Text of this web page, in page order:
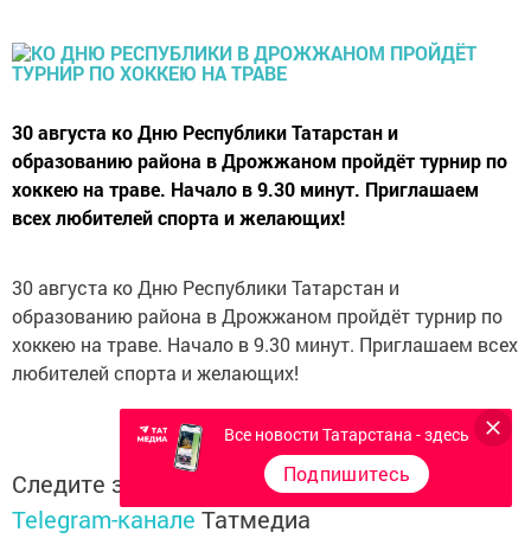
30 августа ко Дню Республики Татарстан и
образованию района в Дрожжаном пройдёт турнир по
хоккею на траве. Начало в 9.30 минут. Приглашаем
всех любителей спорта и желающих!
30 августа ко Дню Республики Татарстан и
образованию района в Дрожжаном пройдёт турнир по
хоккею на траве. Начало в 9.30 минут. Приглашаем всех
любителей спорта и желающих!
Следите за самым важным и интересным в
Telegram-канале Татмедиа
Все новости Татарстана - здесь
Подпишитесь